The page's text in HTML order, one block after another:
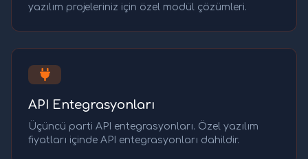
yazılım projeleriniz için özel modül çözümleri.
API Entegrasyonları
Üçüncü parti API entegrasyonları. Özel yazılım
fiyatları içinde API entegrasyonları dahildir.